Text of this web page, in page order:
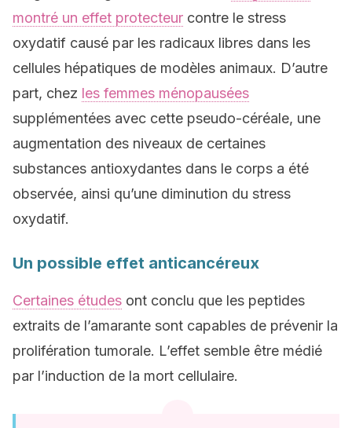
montré un effet protecteur contre le stress
oxydatif causé par les radicaux libres dans les
cellules hépatiques de modèles animaux. D’autre
part, chez les femmes ménopausées
supplémentées avec cette pseudo-céréale, une
augmentation des niveaux de certaines
substances antioxydantes dans le corps a été
observée, ainsi qu’une diminution du stress
oxydatif.
Un possible effet anticancéreux
Certaines études ont conclu que les peptides
extraits de l’amarante sont capables de prévenir la
prolifération tumorale. L’effet semble être médié
par l’induction de la mort cellulaire.